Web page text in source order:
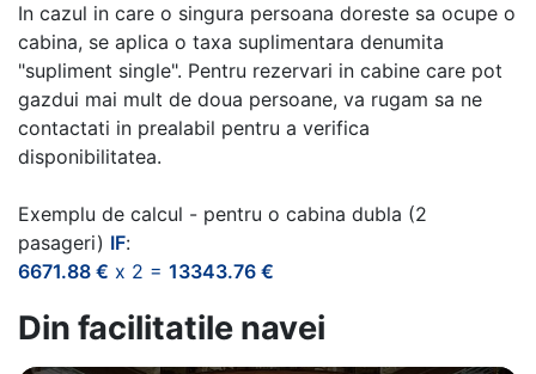
In cazul in care o singura persoana doreste sa ocupe o
cabina, se aplica o taxa suplimentara denumita
"supliment single". Pentru rezervari in cabine care pot
gazdui mai mult de doua persoane, va rugam sa ne
contactati in prealabil pentru a verifica
disponibilitatea.
Exemplu de calcul - pentru o cabina dubla (2
pasageri) IF:
6671.88 € x 2 = 13343.76 €
Din facilitatile navei